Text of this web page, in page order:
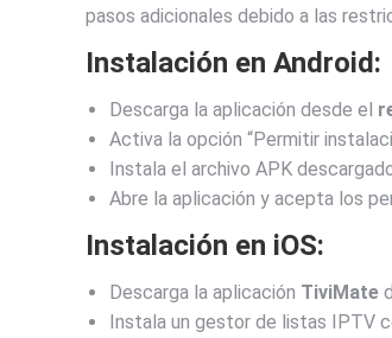
pasos adicionales debido a las
Instalación en Android:
Descarga la aplicación desde el
Activa la opción “Permitir
Instala el archivo APK
Abre la aplicación y acepta los
Instalación en iOS:
Descarga la aplicación TiviMate
Instala un gestor de listas IPTV